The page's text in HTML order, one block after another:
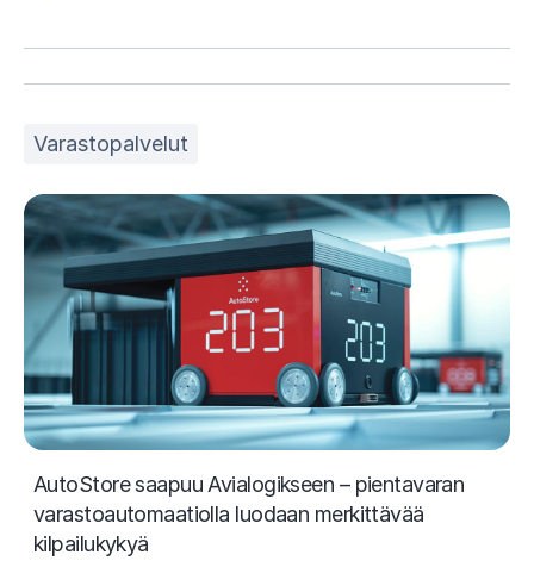
Varastopalvelut
AutoStore saapuu Avialogikseen – pientavaran
varastoautomaatiolla luodaan merkittävää
kilpailukykyä